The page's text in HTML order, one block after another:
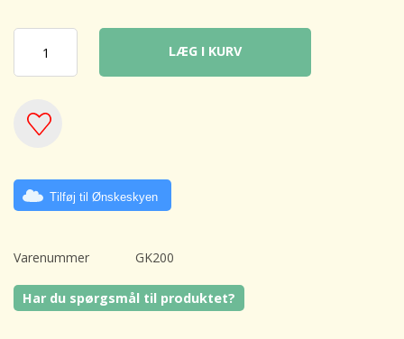
LÆG I KURV
Tilføj til Ønskeskyen
Varenummer GK200
Har du spørgsmål til produktet?